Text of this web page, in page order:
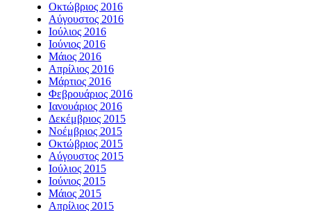
Οκτώβριος 2016
Αύγουστος 2016
Ιούλιος 2016
Ιούνιος 2016
Μάιος 2016
Απρίλιος 2016
Μάρτιος 2016
Φεβρουάριος 2016
Ιανουάριος 2016
Δεκέμβριος 2015
Νοέμβριος 2015
Οκτώβριος 2015
Αύγουστος 2015
Ιούλιος 2015
Ιούνιος 2015
Μάιος 2015
Απρίλιος 2015